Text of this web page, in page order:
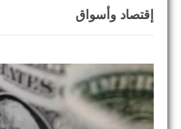
إقتصاد وأسواق